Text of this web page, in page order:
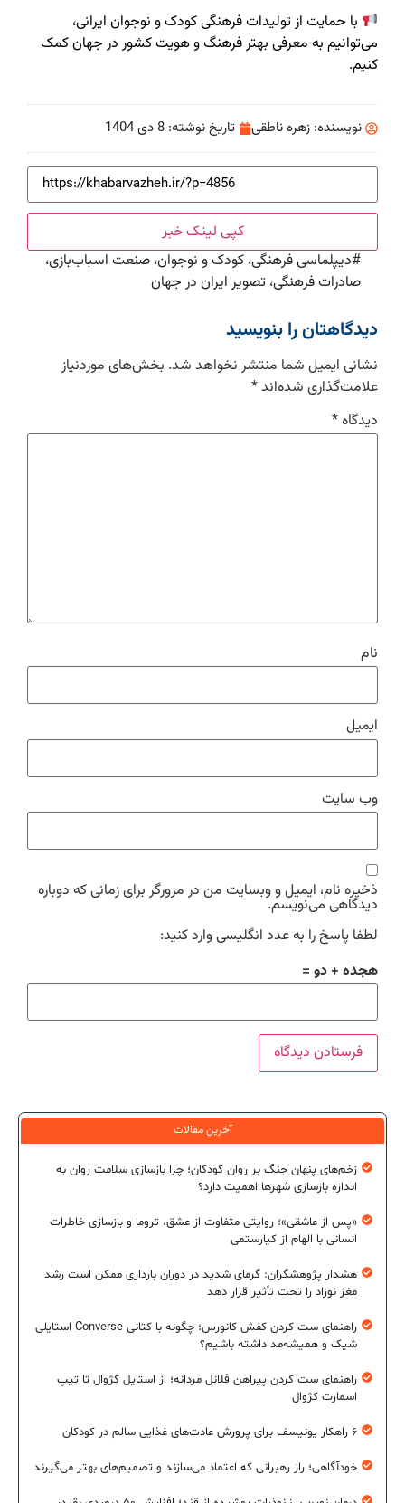
با حمایت از تولیدات فرهنگی کودک و نوجوان ایرانی،
می‌توانیم به معرفی بهتر فرهنگ و هویت کشور در جهان کمک
کنیم.
نویسنده: زهره ناطقی تاریخ نوشته: 8 دی 1404
کپی لینک خبر
#دیپلماسی فرهنگی، کودک و نوجوان، صنعت اسباب‌بازی،
صادرات فرهنگی، تصویر ایران در جهان
دیدگاهتان را بنویسید
نشانی ایمیل شما منتشر نخواهد شد. بخش‌های موردنیاز
علامت‌گذاری شده‌اند*
دیدگاه*
نام
ایمیل
وب‌ سایت
ذخیره نام، ایمیل و وبسایت من در مرورگر برای زمانی که دوباره
دیدگاهی می‌نویسم.
لطفا پاسخ را به عدد انگلیسی وارد کنید:
هجده + دو =
آخرین مقالات
زخم‌های پنهان جنگ بر روان کودکان؛ چرا بازسازی سلامت روان به
اندازه بازسازی شهرها اهمیت دارد؟
«پس از عاشقی»؛ روایتی متفاوت از عشق، تروما و بازسازی خاطرات
انسانی با الهام از کیارستمی
هشدار پژوهشگران: گرمای شدید در دوران بارداری ممکن است رشد
مغز نوزاد را تحت تأثیر قرار دهد
راهنمای ست کردن کفش کانورس؛ چگونه با کتانی Converse استایلی
شیک و همیشه‌مد داشته باشیم؟
راهنمای ست کردن پیراهن فلانل مردانه؛ از استایل کژوال تا تیپ
اسمارت کژوال
۶ راهکار یونیسف برای پرورش عادت‌های غذایی سالم در کودکان
خودآگاهی؛ راز رهبرانی که اعتماد می‌سازند و تصمیم‌های بهتر می‌گیرند